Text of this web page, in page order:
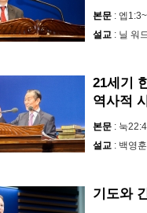
본문 : 엡
설교 : 닐 워
21세기
역사적
본문 : 눅
설교 : 백영
기도와